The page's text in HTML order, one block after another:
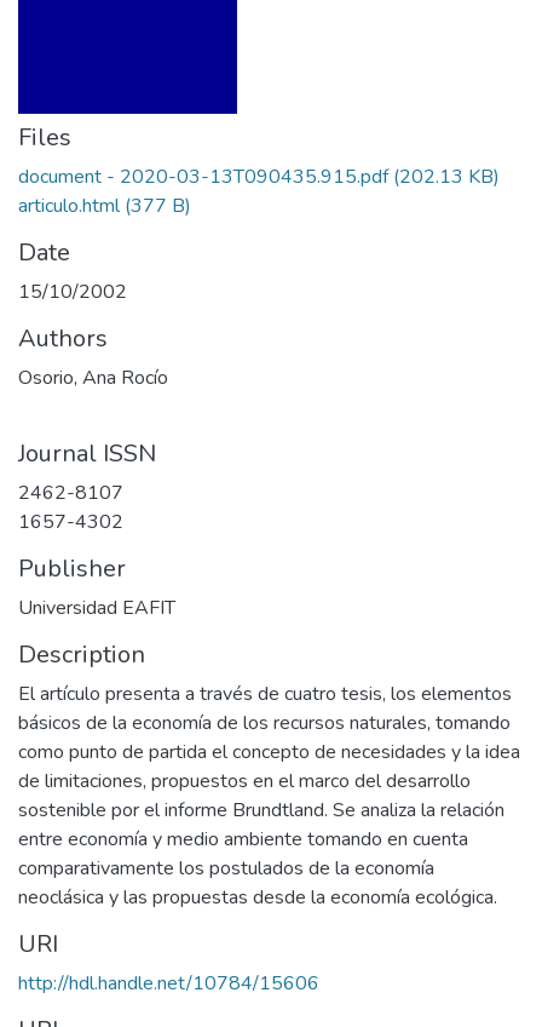
Files
document - 2020-03-13T090435.915.pdf(202.13 KB)
articulo.html(377 B)
Date
15/10/2002
Authors
Osorio, Ana Rocío
Journal ISSN
2462-8107
1657-4302
Publisher
Universidad EAFIT
Description
El artículo presenta a través de cuatro tesis, los elementos
básicos de la economía de los recursos naturales, tomando
como punto de partida el concepto de necesidades y la idea
de limitaciones, propuestos en el marco del desarrollo
sostenible por el informe Brundtland. Se analiza la relación
entre economía y medio ambiente tomando en cuenta
comparativamente los postulados de la economía
neoclásica y las propuestas desde la economía ecológica.
URI
http://hdl.handle.net/10784/15606